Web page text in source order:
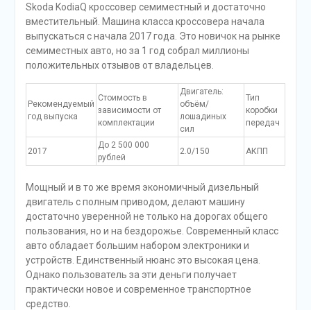
Skoda KodiaQ кроссовер семиместный и достаточно
вместительный. Машина класса кроссовера начала
выпускаться с начала 2017 года. Это новичок на рынке
семиместных авто, но за 1 год собрал миллионы
положительных отзывов от владельцев.
Рекомендуемый
год выпуска
Стоимость в
зависимости от
комплектации
Двигатель:
объём/
лошадиных
сил
Тип
коробки
передач
2017
До 2 500 000
рублей
2.0/150 АКПП
Мощный и в то же время экономичный дизельный
двигатель с полным приводом, делают машину
достаточно уверенной не только на дорогах общего
пользования, но и на бездорожье. Современный класс
авто обладает большим набором электроники и
устройств. Единственный нюанс это высокая цена.
Однако пользователь за эти деньги получает
практически новое и современное транспортное
средство.